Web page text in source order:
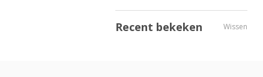
Recent bekeken Wissen